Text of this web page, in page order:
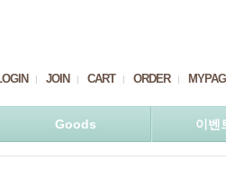
JOIN CART ORDER
Goods 이벤